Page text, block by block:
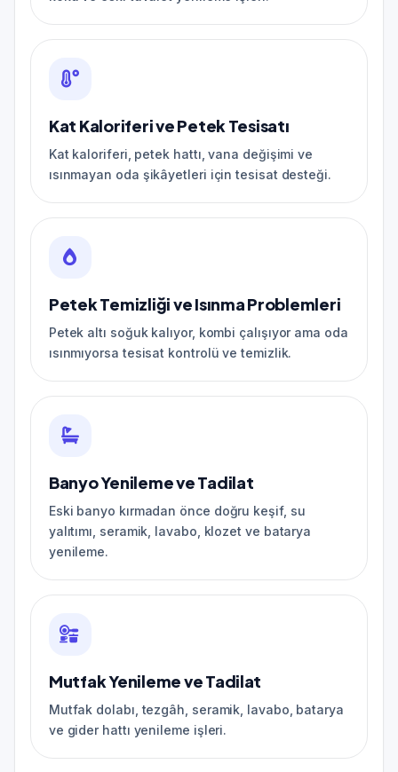
Kat Kaloriferi ve Petek Tesisatı
Kat kaloriferi, petek hattı, vana değişimi ve
ısınmayan oda şikâyetleri için tesisat desteği.
Petek Temizliği ve Isınma Problemleri
Petek altı soğuk kalıyor, kombi çalışıyor ama oda
ısınmıyorsa tesisat kontrolü ve temizlik.
Banyo Yenileme ve Tadilat
Eski banyo kırmadan önce doğru keşif, su
yalıtımı, seramik, lavabo, klozet ve batarya
yenileme.
Mutfak Yenileme ve Tadilat
Mutfak dolabı, tezgâh, seramik, lavabo, batarya
ve gider hattı yenileme işleri.